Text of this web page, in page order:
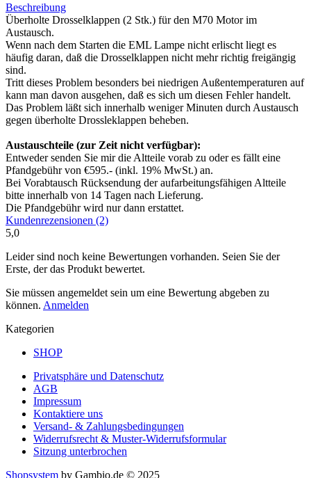
Beschreibung
Überholte Drosselklappen (2 Stk.) für den M70 Motor im
Austausch.
Wenn nach dem Starten die EML Lampe nicht erlischt liegt es
häufig daran, daß die Drosselklappen nicht mehr richtig freigängig
sind.
Tritt dieses Problem besonders bei niedrigen Außentemperaturen auf
kann man davon ausgehen, daß es sich um diesen Fehler handelt.
Das Problem läßt sich innerhalb weniger Minuten durch Austausch
gegen überholte Drossleklappen beheben.
Austauschteile (zur Zeit nicht verfügbar):
Entweder senden Sie mir die Altteile vorab zu oder es fällt eine
Pfandgebühr von €595.- (inkl. 19% MwSt.) an.
Bei Vorabtausch Rücksendung der aufarbeitungsfähigen Altteile
bitte innerhalb von 14 Tagen nach Lieferung.
Die Pfandgebühr wird nur dann erstattet.
Kundenrezensionen (2)
5,0
Leider sind noch keine Bewertungen vorhanden. Seien Sie der
Erste, der das Produkt bewertet.
Sie müssen angemeldet sein um eine Bewertung abgeben zu
können. Anmelden
Kategorien
SHOP
Privatsphäre und Datenschutz
AGB
Impressum
Kontaktiere uns
Versand- & Zahlungsbedingungen
Widerrufsrecht & Muster-Widerrufsformular
Sitzung unterbrochen
Shopsystem by Gambio.de © 2025